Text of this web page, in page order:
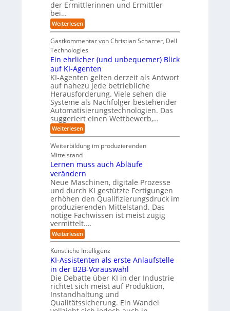
R
u
t
e
-
e
r
s
t
e
l
l
e
r
K
-
P
r
o
j
e
k
t
e
i
n
d
e
r
I
n
d
s
r
i
e
e
r
m
ö
g
l
i
c
h
e
n
e
C
y
b
e
r
r
i
s
i
k
o
,
w
a
c
h
s
n
e
R
a
n
s
o
m
w
a
r
e
-
G
e
f
a
h
r
L
b
e
f
ü
r
I
n
d
u
s
t
r
i
e
r
o
b
e
r
der Ermittlerinnen und Ermittler
bei…
Weiterlesen:
E
n
3
D
-
Z
w
i
l
l
i
n
g
f
ü
r
t
o
r
t
e
Gastkommentar von Christian Scharrer, Dell
Technologies
Ein ehrlicher (und unbequemer) Blick
auf KI-Agenten
KI-Agenten gelten derzeit als Antwort
auf nahezu jede betriebliche
Herausforderung. Viele sehen die
Systeme als Nachfolger bestehender
Automatisierungstechnologien. Das
suggeriert einen Wettbewerb,…
Weiterlesen:
E
n
h
r
l
i
c
h
e
r
(
u
n
d
u
n
b
e
q
u
e
m
e
Weiterbildung im produzierenden
Mittelstand
Lernen muss auch Abläufe
verändern
Neue Maschinen, digitale Prozesse
und durch KI gestützte Fertigungen
erhöhen den Qualifizierungsdruck im
produzierenden Mittelstand. Das
nötige Fachwissen ist meist zügig
vermittelt.…
Weiterlesen:
L
r
n
e
n
m
u
s
s
Künstliche Intelligenz
KI-Assistenten als erste Anlaufstelle
in der B2B-Vorauswahl
Die Debatte über KI in der Industrie
richtet sich meist auf Produktion,
Instandhaltung und
Qualitätssicherung. Ein Wandel